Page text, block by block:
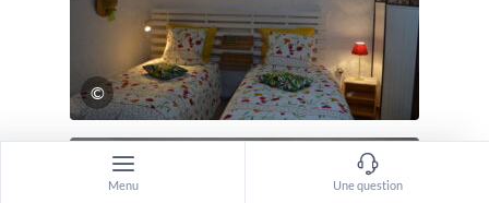
©
Menu Une question